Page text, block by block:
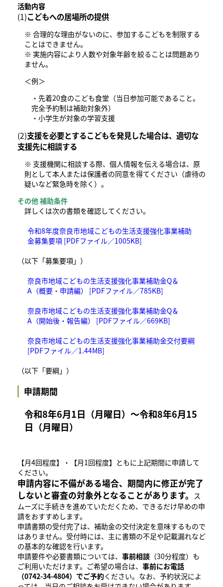
活動内容
(1)こどもへの居場所の提供
※ 合理的な理由がないのに、参加するこどもを制限する
ことはできません。
※ 実施内容により人数や対象年齢を絞ることは問題あり
ません。
＜例＞
・先着20食のこども食堂（当日参加可能であること。
完全予約制は補助対象外）
・小学生が対象の学習支援
(2)支援を必要とするこどもを発見した場合は、適切な
支援先に相談する
※ 支援機関に相談する際、個人情報を伝える場合は、原
則として本人または保護者の同意を得てください（虐待の
疑いなど緊急時を除く）。
その他 補助条件
詳しくは次の書類を確認してください。
令和8年度奈良市地域こどもの生活支援強化事業補助
金募集要項 [PDFファイル／1005KB]
（以下「募集要項」）
奈良市地域こどもの生活支援強化事業補助金Q＆
A（概要・申請編） [PDFファイル／785KB]
奈良市地域こどもの生活支援強化事業補助金Q＆
A（開始後・報告編） [PDFファイル／669KB]
奈良市地域こどもの生活支援強化事業補助金交付要綱
[PDFファイル／1.44MB]
（以下「要綱」）
申請期間
令和8年6月1日（月曜日）～令和8年6月15
日（月曜日）
​【月4回程度】・【月1回程度】ともに上記期間に申請して
ください。
申請内容に不備がある場合、期間内に修正が完了
しないと審査の対象外となることがあります。
ス
ムーズに手続きを進めていただくため、できるだけ早めの申
請をおすすめします。
申請書類の受付完了は、補助金の交付決定を意味するもので
はありません。受付時には、主に書類の不足や記載漏れなど
の基本的な確認を行います。
申請要件や必要書類については、 事前相談 （30分程度）も
ご利用いただけます。ご希望の場合は、 事前にお電話
（0742-34-4804）でご予約ください。なお、予約状況によ